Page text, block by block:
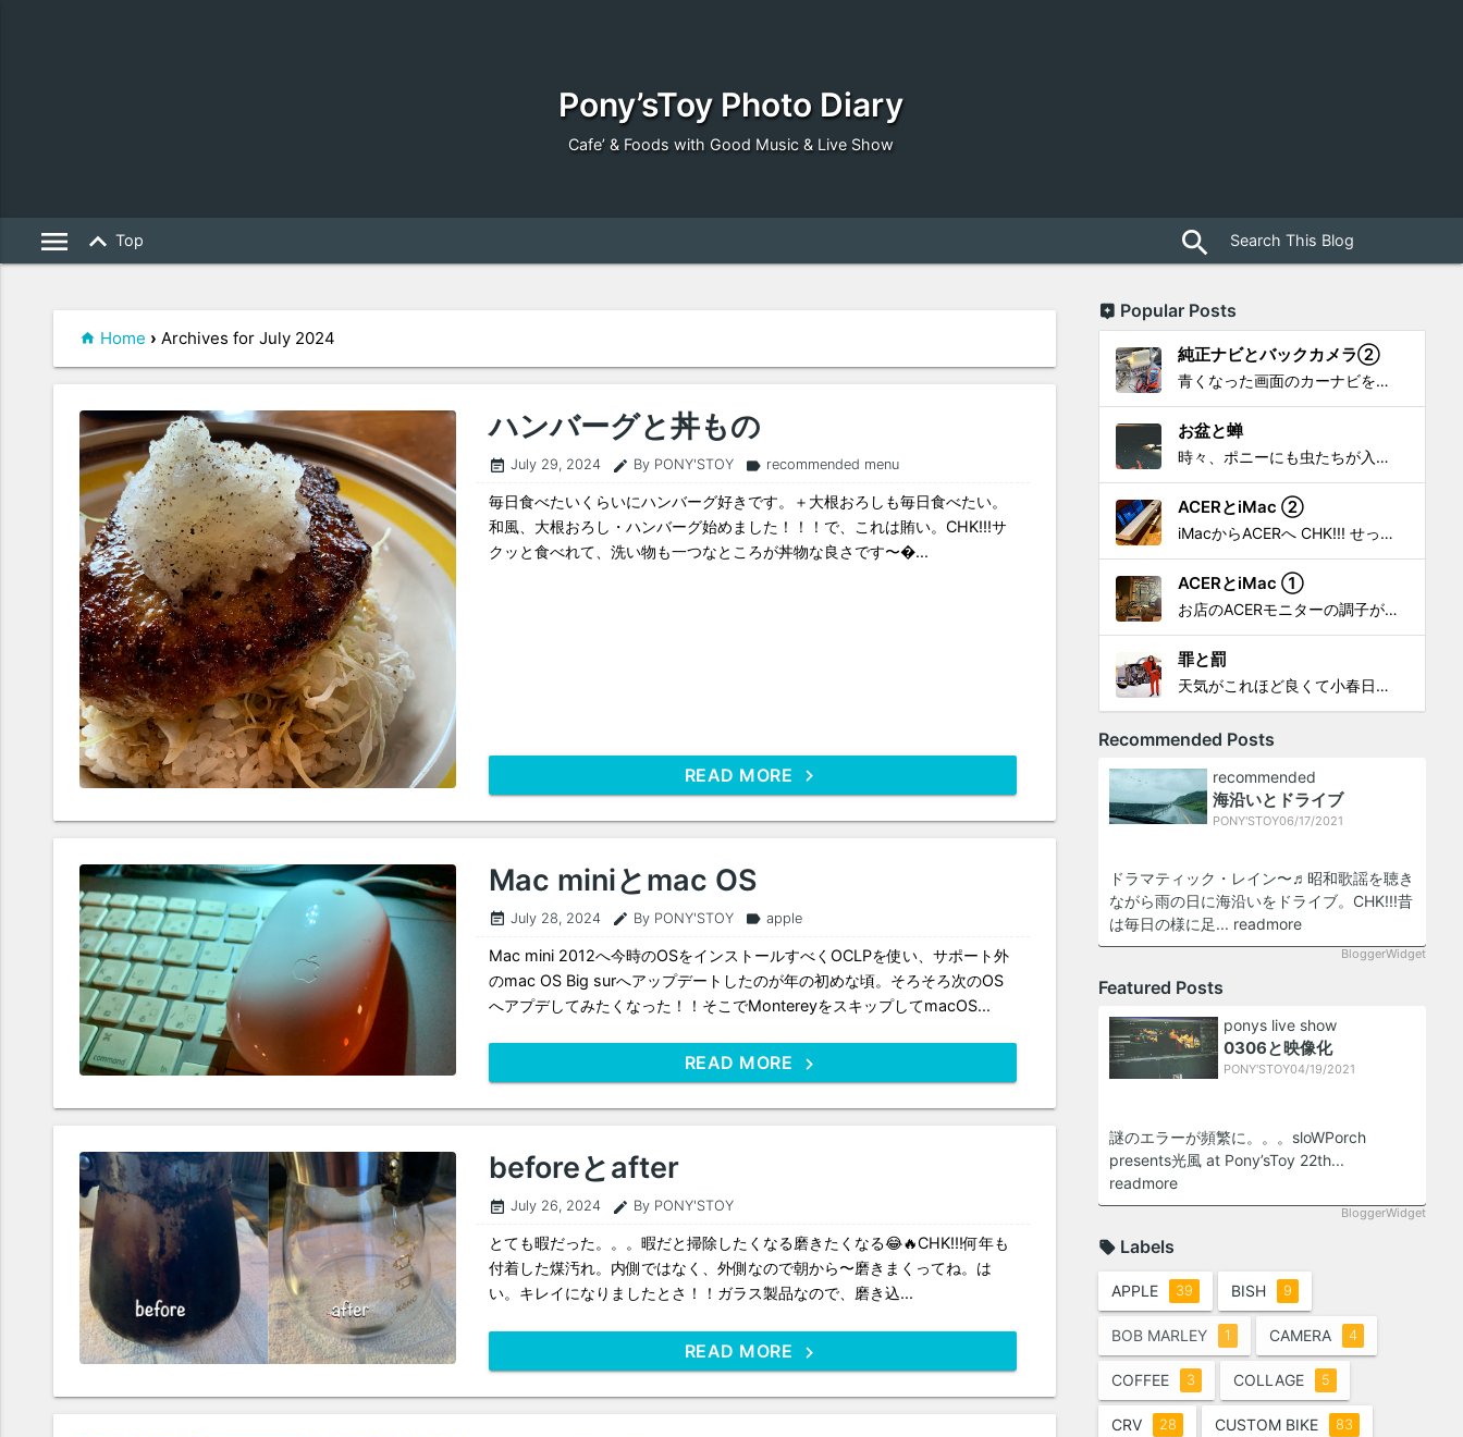
Pony’sToy Photo Diary
Cafe’ & Foods with Good Music & Live Show
menu keyboard_arrow_up Top search
Home › Archives for July 2024
ハンバーグと丼もの
event_note July 29, 2024 edit By PONY'STOY label recommended menu
毎日食べたいくらいにハンバーグ好きです。＋大根おろしも毎日食べたい。
和風、大根おろし・ハンバーグ始めました！！！で、これは賄い。CHK!!!サ
クッと食べれて、洗い物も一つなところが丼物な良さです〜...
READ MORE
Mac miniとmac OS
event_note July 28, 2024 edit By PONY'STOY label apple
Mac mini 2012へ今時のOSをインストールすべくOCLPを使い、サポート外
のmac OS Big surへアップデートしたのが年の初めな頃。そろそろ次のOS
へアプデしてみたくなった！！そこでMontereyをスキップしてmacOS...
READ MORE
beforeとafter
event_note July 26, 2024 edit By PONY'STOY
とても暇だった。。。暇だと掃除したくなる磨きたくなる😂🔥CHK!!!何年も
付着した煤汚れ。内側ではなく、外側なので朝から〜磨きまくってね。は
い。キレイになりましたとさ！！ガラス製品なので、磨き込...
READ MORE
Popular Posts
純正ナビとバックカメラ②
青くなった画面のカーナビをポン付で簡単に交換、出来ると思っていたら意外と闇多め!!!なDAY①から続く今回は、DAY②。 テスターで調べてみたのだが、結果的にバックカメラからナビ裏まで来てる、配線を見つけることが出来なかった前回。気付けば闇w。 さてさて、この頃のDVDナビ的なT...
お盆と蝉
時々、ポニーにも虫たちが入ってきます。 特にお盆の頃はどの虫かと気になり探してしまう。 今まではキリギリスやすいっちょん、今思えば今年は蝉だったのかな。
ACERとiMac ②
iMacからACERへ CHK!!! せっかく設置したんだけど〜 画面が真っ暗じゃしょうがないわな。 元のACERモニターを再度、設置🔥 画面のチラツキ、乱れなど不具合、多めですが 見れないより良い。 iMacへ繋いだ時、疑問があった。 せっかくの解像度を生かしてないこと。 2...
ACERとiMac ①
お店のACERモニターの調子がイマイチなので魔改造したiMacと入れ替え 外は豪雨、何処へも行かない火曜。 コツコツ作業スタートです!!! CHK!!! 何年かぶりにモニターを降ろした。 配線がぐちゃぐちゃ😂 要らないケーブルなど、使っていない部材などなど片付けて、拭き掃除w。...
罪と罰
天気がこれほど良くて小春日和で 🎧から、爆音で この曲しかない。 ループ・リピート再生。 CHK!!! ちなみに自分。 60歳になったら、この色でW114 乗っていたいですね。 罪と罰 PV このミュージック・ビデオ「罪と罰」は"自分のクルマを切る"というコ...
Recommended Posts
recommended
海沿いとドライブ
PONY'STOY06/17/2021
ドラマティック・レイン〜♬昭和歌謡を聴き
ながら雨の日に海沿いをドライブ。CHK!!!昔
は毎日の様に足... readmore
BloggerWidget
Featured Posts
ponys live show
0306と映像化
PONY'STOY04/19/2021
謎のエラーが頻繁に。。。sloWPorch
presents光風 at Pony’sToy 22th...
readmore
BloggerWidget
Labels
APPLE 39 BISH 9
BOB MARLEY 1 CAMERA 4
COFFEE 3 COLLAGE 5
CRV 28 CUSTOM BIKE 83